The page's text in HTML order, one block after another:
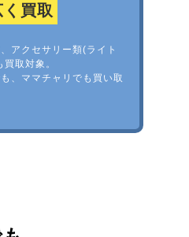
買取
アクセサリー類(ライト
取対象。
、ママチャリでも買い取